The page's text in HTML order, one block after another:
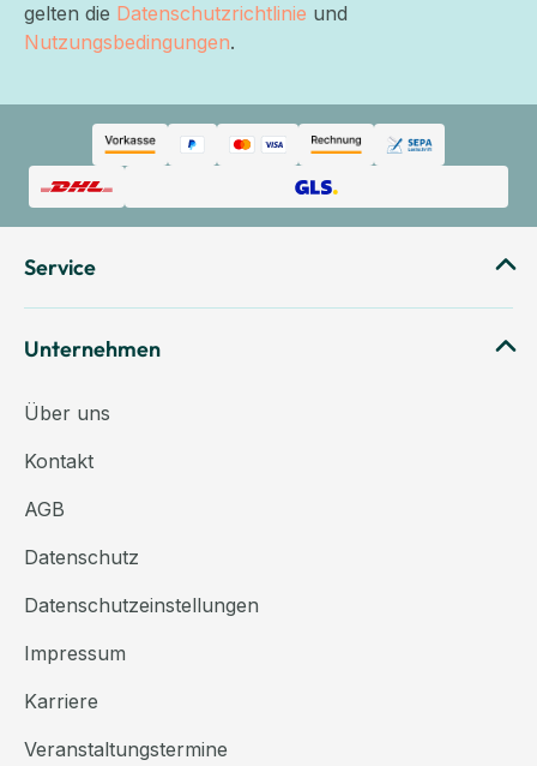
gelten die Datenschutzrichtlinie und
Nutzungsbedingungen.
Service
Unternehmen
Über uns
Kontakt
AGB
Datenschutz
Datenschutzeinstellungen
Impressum
Karriere
Veranstaltungstermine